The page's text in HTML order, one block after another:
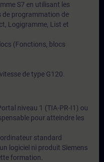
S7 en utilisant les
de programmation de
Logigramme, List et
(Fonctions, blocs
de type G120.
niveau 1 (TIA-PR-I1) ou
pour atteindre les
standard
logiciel ni produit Siemens
formation.